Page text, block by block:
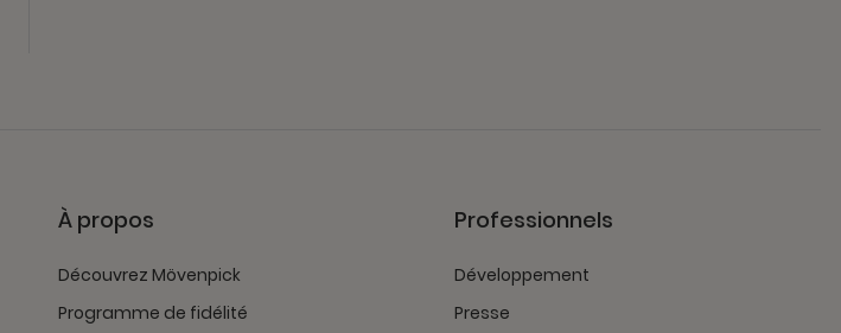
À propos
Découvrez Mövenpick
Programme de fidélité
Professionnels
Développement
Presse